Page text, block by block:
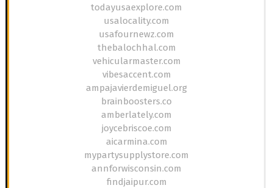
todayusaexplore.com
usalocality.com
usafournewz.com
thebalochhal.com
vehicularmaster.com
vibesaccent.com
ampajavierdemiguel.org
brainboosters.co
amberlately.com
joycebriscoe.com
aicarmina.com
mypartysupplystore.com
annforwisconsin.com
findjaipur.com